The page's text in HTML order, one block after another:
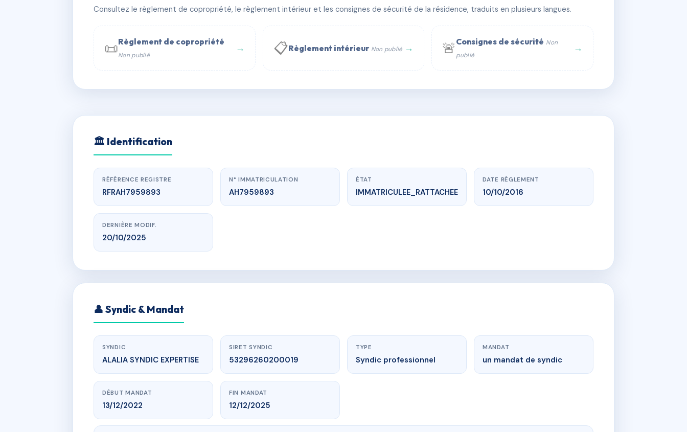
📍 6 COURS PAOLI
📞 Contacter Syndic Digital 💬 WhatsApp
Consultez le règlement de copropriété, le règlement intérieur et les consignes de sécurité de la résidence, traduits en plusieurs langues.
📜Règlement de copropriété
Non publié
→ 📋Règlement intérieur Non publié → 🚨 Consignes de sécurité Non
publié
→
AH7959893 🇫🇷
🏛 Identification
RÉFÉRENCE REGISTRE
RFRAH7959893
N° IMMATRICULATION
AH7959893
ÉTAT
IMMATRICULEE_RATTACHEE
DATE RÈGLEMENT
10/10/2016
DERNIÈRE MODIF.
20/10/2025
👤 Syndic & Mandat
SYNDIC
ALALIA SYNDIC EXPERTISE
SIRET SYNDIC
53296260200019
TYPE
Syndic professionnel
MANDAT
un mandat de syndic
DÉBUT MANDAT
13/12/2022
FIN MANDAT
12/12/2025